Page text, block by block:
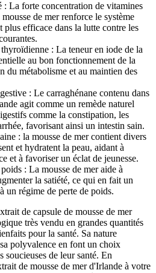
: La forte concentration de vitamines
de mer renforce le système
plus efficace dans la lutte contre les
: La teneur en iode de la
au bon fonctionnement de la
du métabolisme et au maintien des
: Le carraghénane contenu dans
agit comme un remède naturel
comme la constipation, les
favorisant ainsi un intestin sain.
: la mousse de mer contient divers
et hydratent la peau, aidant à
et à favoriser un éclat de jeunesse.
: La mousse de mer aide à
la satiété, ce qui en fait un
un régime de perte de poids.
de capsule de mousse de mer
très vendu en grandes quantités
pour la santé. Sa nature
polyvalence en font un choix
soucieuses de leur santé. En
de mousse de mer d'Irlande à votre